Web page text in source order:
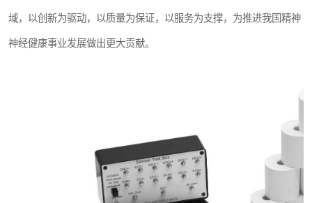
域，以创新为驱动，以质量为保证，以服务为支撑，为推进我国精神
神经健康事业发展做出更大贡献。